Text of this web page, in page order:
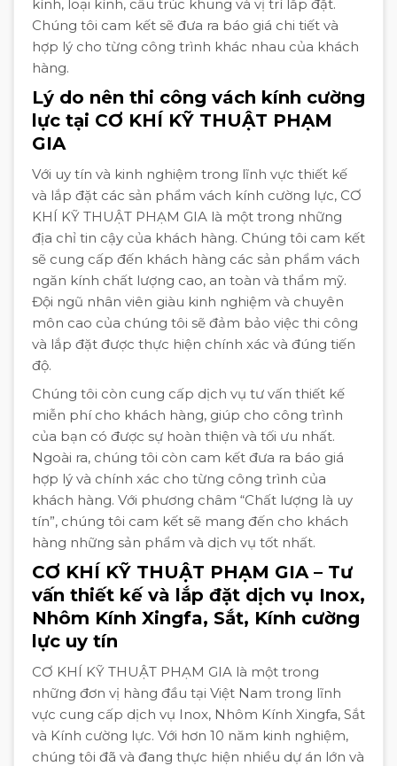
kính, loại kính, cấu trúc khung và vị trí lắp đặt.
Chúng tôi cam kết sẽ đưa ra báo giá chi tiết và
hợp lý cho từng công trình khác nhau của khách
hàng.
Lý do nên thi công vách kính cường
lực tại CƠ KHÍ KỸ THUẬT PHẠM
GIA
Với uy tín và kinh nghiệm trong lĩnh vực thiết kế
và lắp đặt các sản phẩm vách kính cường lực, CƠ
KHÍ KỸ THUẬT PHẠM GIA là một trong những
địa chỉ tin cậy của khách hàng. Chúng tôi cam kết
sẽ cung cấp đến khách hàng các sản phẩm vách
ngăn kính chất lượng cao, an toàn và thẩm mỹ.
Đội ngũ nhân viên giàu kinh nghiệm và chuyên
môn cao của chúng tôi sẽ đảm bảo việc thi công
và lắp đặt được thực hiện chính xác và đúng tiến
độ.
Chúng tôi còn cung cấp dịch vụ tư vấn thiết kế
miễn phí cho khách hàng, giúp cho công trình
của bạn có được sự hoàn thiện và tối ưu nhất.
Ngoài ra, chúng tôi còn cam kết đưa ra báo giá
hợp lý và chính xác cho từng công trình của
khách hàng. Với phương châm “Chất lượng là uy
tín”, chúng tôi cam kết sẽ mang đến cho khách
hàng những sản phẩm và dịch vụ tốt nhất.
CƠ KHÍ KỸ THUẬT PHẠM GIA – Tư
vấn thiết kế và lắp đặt dịch vụ Inox,
Nhôm Kính Xingfa, Sắt, Kính cường
lực uy tín
CƠ KHÍ KỸ THUẬT PHẠM GIA là một trong
những đơn vị hàng đầu tại Việt Nam trong lĩnh
vực cung cấp dịch vụ Inox, Nhôm Kính Xingfa, Sắt
và Kính cường lực. Với hơn 10 năm kinh nghiệm,
chúng tôi đã và đang thực hiện nhiều dự án lớn và